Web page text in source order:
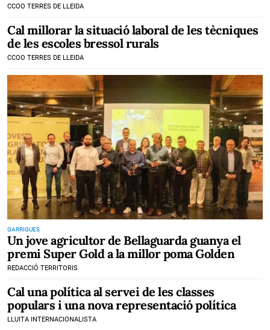
CCOO TERRES DE LLEIDA
Cal millorar la situació laboral de les tècniques
de les escoles bressol rurals
CCOO TERRES DE LLEIDA
GARRIGUES
Un jove agricultor de Bellaguarda guanya el
premi Super Gold a la millor poma Golden
REDACCIÓ TERRITORIS
Cal una política al servei de les classes
populars i una nova representació política
LLUITA INTERNACIONALISTA